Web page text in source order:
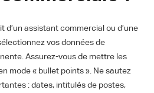
d’un assistant commercial ou d’une
vos données de
Assurez-vous de mettre les
mode « bullet points ». Ne sautez
: dates, intitulés de postes,